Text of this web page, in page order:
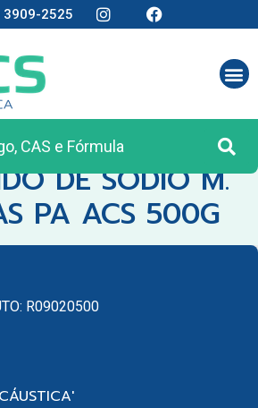
3909-2525
REAGENTES ANALÍTICOS
DE SODIO M.
PA ACS 500G
R09020500